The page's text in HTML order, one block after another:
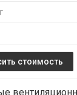
стоимость